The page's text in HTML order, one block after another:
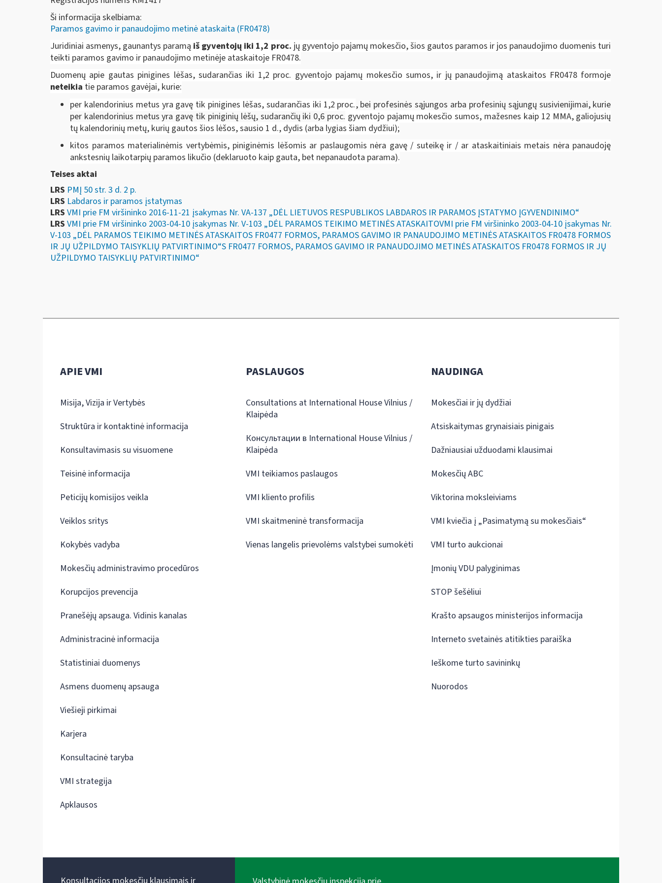
Ši informacija skelbiama:
Paramos gavimo ir panaudojimo metinė ataskaita (FR0478)
Juridiniai asmenys, gaunantys paramą iš gyventojų iki 1,2 proc. jų gyventojo pajamų mokesčio, šios gautos paramos ir jos panaudojimo duomenis turi
teikti paramos gavimo ir panaudojimo metinėje ataskaitoje FR0478.
Duomenų apie gautas pinigines lėšas, sudarančias iki 1,2 proc. gyventojo pajamų mokesčio sumos, ir jų panaudojimą ataskaitos FR0478 formoje
neteikia tie paramos gavėjai, kurie:
per kalendorinius metus yra gavę tik pinigines lėšas, sudarančias iki 1,2 proc., bei profesinės sąjungos arba profesinių sąjungų susivienijimai, kurie
per kalendorinius metus yra gavę tik piniginių lėšų, sudarančių iki 0,6 proc. gyventojo pajamų mokesčio sumos, mažesnes kaip 12 MMA, galiojusių
tų kalendorinių metų, kurių gautos šios lėšos, sausio 1 d., dydis (arba lygias šiam dydžiui);
kitos paramos materialinėmis vertybėmis, piniginėmis lėšomis ar paslaugomis nėra gavę / suteikę ir / ar ataskaitiniais metais nėra panaudoję
ankstesnių laikotarpių paramos likučio (deklaruoto kaip gauta, bet nepanaudota parama).
Teises aktai
LRS PMĮ 50 str. 3 d. 2 p.
LRS Labdaros ir paramos įstatymas
LRS VMI prie FM viršininko 2016-11-21 įsakymas Nr. VA-137 „DĖL LIETUVOS RESPUBLIKOS LABDAROS IR PARAMOS ĮSTATYMO ĮGYVENDINIMO“
LRS VMI prie FM viršininko 2003-04-10 įsakymas Nr. V-103 „DĖL PARAMOS TEIKIMO METINĖS ATASKAITOVMI prie FM viršininko 2003-04-10 įsakymas Nr.
V-103 „DĖL PARAMOS TEIKIMO METINĖS ATASKAITOS FR0477 FORMOS, PARAMOS GAVIMO IR PANAUDOJIMO METINĖS ATASKAITOS FR0478 FORMOS
IR JŲ UŽPILDYMO TAISYKLIŲ PATVIRTINIMO“S FR0477 FORMOS, PARAMOS GAVIMO IR PANAUDOJIMO METINĖS ATASKAITOS FR0478 FORMOS IR JŲ
UŽPILDYMO TAISYKLIŲ PATVIRTINIMO“
APIE VMI
Misija, Vizija ir Vertybės
Struktūra ir kontaktinė informacija
Konsultavimasis su visuomene
Teisinė informacija
Peticijų komisijos veikla
Veiklos sritys
Kokybės vadyba
Mokesčių administravimo procedūros
Korupcijos prevencija
Pranešėjų apsauga. Vidinis kanalas
Administracinė informacija
Statistiniai duomenys
Asmens duomenų apsauga
Viešieji pirkimai
Karjera
Konsultacinė taryba
VMI strategija
Apklausos
PASLAUGOS
Consultations at International House Vilnius /
Klaipėda
Консультации в International House Vilnius /
Klaipėda
VMI teikiamos paslaugos
VMI kliento profilis
VMI skaitmeninė transformacija
Vienas langelis prievolėms valstybei sumokėti
NAUDINGA
Mokesčiai ir jų dydžiai
Atsiskaitymas grynaisiais pinigais
Dažniausiai užduodami klausimai
Mokesčių ABC
Viktorina moksleiviams
VMI kviečia į „Pasimatymą su mokesčiais“
VMI turto aukcionai
Įmonių VDU palyginimas
STOP šešėliui
Krašto apsaugos ministerijos informacija
Interneto svetainės atitikties paraiška
Ieškome turto savininkų
Nuorodos